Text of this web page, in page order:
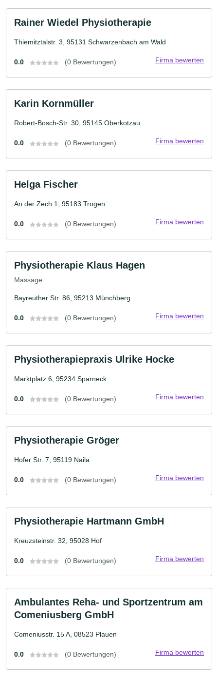
Rainer Wiedel Physiotherapie
Thiemitztalstr. 3, 95131 Schwarzenbach am Wald
0.0 (0 Bewertungen) Firma bewerten
Karin Kornmüller
Robert-Bosch-Str. 30, 95145 Oberkotzau
0.0 (0 Bewertungen) Firma bewerten
Helga Fischer
An der Zech 1, 95183 Trogen
0.0 (0 Bewertungen) Firma bewerten
Physiotherapie Klaus Hagen
Massage
Bayreuther Str. 86, 95213 Münchberg
0.0 (0 Bewertungen) Firma bewerten
Physiotherapiepraxis Ulrike Hocke
Marktplatz 6, 95234 Sparneck
0.0 (0 Bewertungen) Firma bewerten
Physiotherapie Gröger
Hofer Str. 7, 95119 Naila
0.0 (0 Bewertungen) Firma bewerten
Physiotherapie Hartmann GmbH
Kreuzsteinstr. 32, 95028 Hof
0.0 (0 Bewertungen) Firma bewerten
Ambulantes Reha- und Sportzentrum am
Comeniusberg GmbH
Comeniusstr. 15 A, 08523 Plauen
0.0 (0 Bewertungen) Firma bewerten